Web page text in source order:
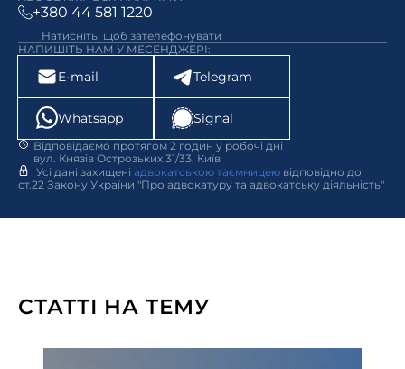
+380 44 581 1220
Натисніть, щоб зателефонувати
НАПИШІТЬ НАМ У МЕСЕНДЖЕРІ:
E-mail Telegram
Whatsapp Signal
Відповідаємо протягом 2 годин у робочі дні
вул. Князів Острозьких 31/33, Київ
Усі дані захищені адвокатською таємницею відповідно до
ст.22 Закону України "Про адвокатуру та адвокатську діяльність"
СТАТТІ НА ТЕМУ